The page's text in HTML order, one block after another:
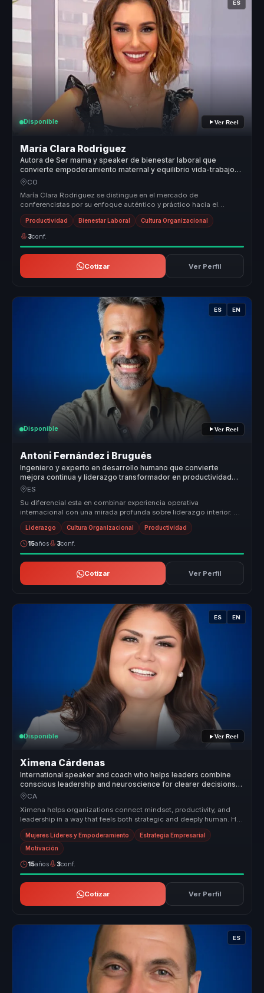
ES
Disponible Ver Reel
María Clara Rodriguez
Autora de Ser mama y speaker de bienestar laboral que
convierte empoderamiento maternal y equilibrio vida-trabajo
en resiliencia para equipos.
CO
María Clara Rodriguez se distingue en el mercado de
conferencistas por su enfoque auténtico y práctico hacia el
empoderamiento maternal. ...
Productividad Bienestar Laboral Cultura Organizacional
3conf.
Cotizar Ver Perfil
ES EN
Disponible Ver Reel
Antoni Fernández i Brugués
Ingeniero y experto en desarrollo humano que convierte
mejora continua y liderazgo transformador en productividad
sostenible para líderes y equipos.
ES
Su diferencial esta en combinar experiencia operativa
internacional con una mirada profunda sobre liderazgo interior. No
habla de proposi...
Liderazgo Cultura Organizacional Productividad
15años 3conf.
Cotizar Ver Perfil
ES EN
Disponible Ver Reel
Ximena Cárdenas
International speaker and coach who helps leaders combine
conscious leadership and neuroscience for clearer decisions
and sustainable performance.
CA
Ximena helps organizations connect mindset, productivity, and
leadership in a way that feels both strategic and deeply human. Her
session...
Mujeres Líderes y Empoderamiento Estrategia Empresarial
Motivación
15años 3conf.
Cotizar Ver Perfil
ES